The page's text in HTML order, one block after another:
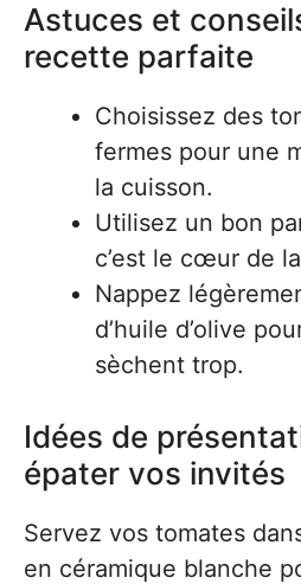
Astuces et
recette parfaite
Choisissez des
fermes pour une
la cuisson.
Utilisez un bon
c’est le cœur de
Nappez
d’huile d’olive
sèchent trop.
Idées de
épater vos invités
Servez vos tomates
en céramique blanche